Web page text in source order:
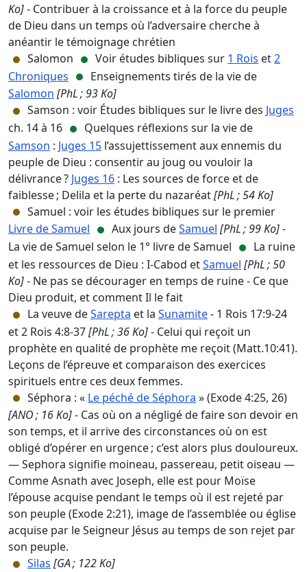
Ko]- Contribuer à la croissance et à la force du peuple
de Dieu dans un temps où l’adversaire cherche à
anéantir le témoignage chrétien
Salomon
Voir études bibliques sur 1 Rois et2
Chroniques
Enseignements tirés de la vie de
Salomon [PhL ; 93 Ko]
Samson : voir Études bibliques sur le livre des Juges
ch. 14 à 16
Quelques réflexions sur la vie de
Samson : Juges 15 l’assujettissement aux ennemis du
peuple de Dieu : consentir au joug ou vouloir la
délivrance ? Juges 16 : Les sources de force et de
faiblesse ; Delila et la perte du nazaréat[PhL ; 54 Ko]
Samuel : voir les études bibliques sur le premier
Livre de Samuel
Aux jours deSamuel [PhL ; 99 Ko]-
La vie de Samuel selon le 1° livre de Samuel
La ruine
et les ressources de Dieu : I-Cabod etSamuel [PhL ; 50
Ko]- Ne pas se décourager en temps de ruine - Ce que
Dieu produit, et comment Il le fait
La veuve deSarepta et la Sunamite- 1 Rois 17:9-24
et 2 Rois 4:8-37[PhL ; 36 Ko]- Celui qui reçoit un
prophète en qualité de prophète me reçoit (Matt.10:41).
Leçons de l’épreuve et comparaison des exercices
spirituels entre ces deux femmes.
Séphora : « Le péché de Séphora » (Exode 4:25, 26)
[ANO ; 16 Ko]- Cas où on a négligé de faire son devoir en
son temps, et il arrive des circonstances où on est
obligé d’opérer en urgence ; c’est alors plus douloureux.
— Sephora signifie moineau, passereau, petit oiseau —
Comme Asnath avec Joseph, elle est pour Moïse
l’épouse acquise pendant le temps où il est rejeté par
son peuple (Exode 2:21), image de l’assemblée ou église
acquise par le Seigneur Jésus au temps de son rejet par
son peuple.
Silas [GA ; 122 Ko]